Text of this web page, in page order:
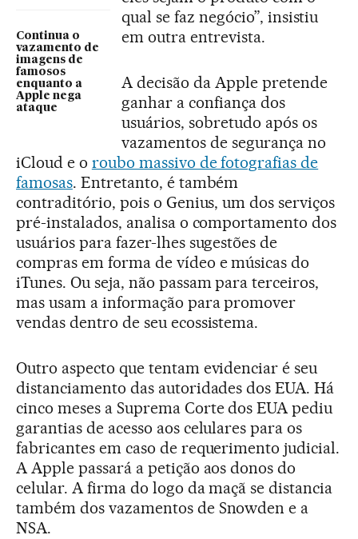
Continua o
vazamento de
imagens de
famosos
enquanto a
Apple nega
ataque
qual se faz negócio”, insistiu
em outra entrevista.
A decisão da Apple pretende
ganhar a confiança dos
usuários, sobretudo após os
vazamentos de segurança no
iCloud e o roubo massivo de fotografias de
famosas. Entretanto, é também
contraditório, pois o Genius, um dos serviços
pré-instalados, analisa o comportamento dos
usuários para fazer-lhes sugestões de
compras em forma de vídeo e músicas do
iTunes. Ou seja, não passam para terceiros,
mas usam a informação para promover
vendas dentro de seu ecossistema.
Outro aspecto que tentam evidenciar é seu
distanciamento das autoridades dos EUA. Há
cinco meses a Suprema Corte dos EUA pediu
garantias de acesso aos celulares para os
fabricantes em caso de requerimento judicial.
A Apple passará a petição aos donos do
celular. A firma do logo da maçã se distancia
também dos vazamentos de Snowden e a
NSA.